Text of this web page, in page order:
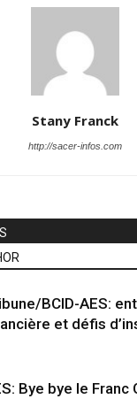
Stany Franck
http://sacer-infos.com
BCID-AES:
et défis
Bye bye le Franc